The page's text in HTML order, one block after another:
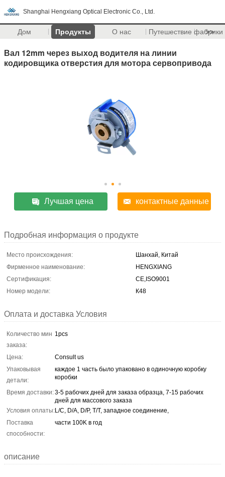
Shanghai Hengxiang Optical Electronic Co., Ltd.
Дом Продукты О нас Путешествие фабрики
>>
Вал 12mm через выход водителя на линии
кодировщика отверстия для мотора сервопривода
Лучшая цена контактные данные
Подробная информация о продукте
Место происхождения:
Шанхай, Китай
Фирменное наименование:
HENGXIANG
Сертификация:
CE,ISO9001
Номер модели:
К48
Оплата и доставка Условия
Количество мин
заказа:
1pcs
Цена:
Consult us
Упаковывая
детали:
каждое 1 часть было упаковано в одиночную коробку
коробки
Время доставки:3-5 рабочих дней для заказа образца, 7-15 рабочих
дней для массового заказа
Условия оплаты:L/C, D/A, D/P, T/T, западное соединение,
Поставка
способности:
части 100K в год
описание